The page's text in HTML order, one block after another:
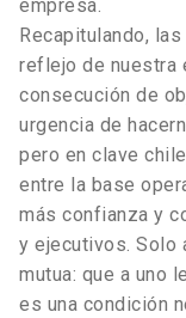
empresa.
Recapitulando,
reflejo de nuestra
consecución de
urgencia de
pero en clave
entre la base
más confianza y
y ejecutivos. Solo
mutua: que a uno
es una condición